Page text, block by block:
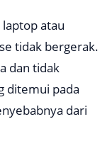
atau
tidak bergerak.
dan tidak
ditemui pada
dari